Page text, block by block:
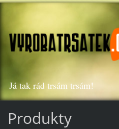
Já tak rád trsám trsám!
Produkty